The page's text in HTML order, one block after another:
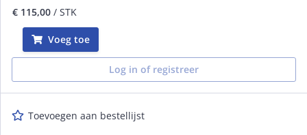
€ 115,00 / STK
Voeg toe
Log in of registreer
Toevoegen aan bestellijst